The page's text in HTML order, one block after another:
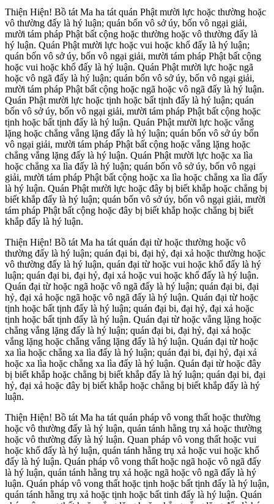
Thiện Hiện! Bồ tát Ma ha tát quán Phật mười lực hoặc thường hoặc
vô thường đấy là hý luận; quán bốn vô sở úy, bốn vô ngại giải,
mười tám pháp Phật bất cộng hoặc thường hoặc vô thường đấy là
hý luận. Quán Phật mười lực hoặc vui hoặc khổ đấy là hý luận;
quán bốn vô sở úy, bốn vô ngại giải, mười tám pháp Phật bất cộng
hoặc vui hoặc khổ đấy là hý luận. Quán Phật mười lực hoặc ngã
hoặc vô ngã đấy là hý luận; quán bốn vô sở úy, bốn vô ngại giải,
mười tám pháp Phật bất cộng hoặc ngã hoặc vô ngã đấy là hý luận.
Quán Phật mười lực hoặc tịnh hoặc bất tịnh đấy là hý luận; quán
bốn vô sở úy, bốn vô ngại giải, mười tám pháp Phật bất cộng hoặc
tịnh hoặc bất tịnh đấy là hý luận. Quán Phật mười lực hoặc vắng
lặng hoặc chẳng vắng lặng đấy là hý luận; quán bốn vô sở úy bốn
vô ngại giải, mười tám pháp Phật bất cộng hoặc vắng lặng hoặc
chẳng vắng lặng đấy là hý luận. Quán Phật mười lực hoặc xa lìa
hoặc chẳng xa lìa đấy là hý luận; quán bốn vô sở úy, bốn vô ngại
giải, mười tám pháp Phật bất cộng hoặc xa lìa hoặc chẳng xa lìa đấy
là hý luận. Quán Phật mười lực hoặc đây bị biết khắp hoặc chẳng bị
biết khắp đấy là hý luận; quán bốn vô sở úy, bốn vô ngại giải, mười
tám pháp Phật bất cộng hoặc đây bị biết khắp hoặc chẳng bị biết
khắp đấy là hý luận.
Thiện Hiện! Bồ tát Ma ha tát quán đại từ hoặc thường hoặc vô
thường đấy là hý luận; quán đại bi, đại hỷ, đại xả hoặc thường hoặc
vô thường đấy là hý luận, quán đại từ hoặc vui hoặc khổ đấy là hý
luận; quán đại bi, đại hỷ, đại xả hoặc vui hoặc khổ đấy là hý luận.
Quán đại từ hoặc ngã hoặc vô ngã đấy là hý luận; quán đại bi, đại
hỷ, đại xả hoặc ngã hoặc vô ngã đấy là hý luận. Quán đại từ hoặc
tịnh hoặc bất tịnh đấy là hý luận; quán đại bi, đại hỷ, đại xả hoặc
tịnh hoặc bất tịnh đấy là hý luận. Quán đại từ hoặc vắng lặng hoặc
chẳng vắng lặng đấy là hý luận; quán đại bi, đại hỷ, đại xả hoặc
vắng lặng hoặc chẳng vắng lặng đấy là hý luận. Quán đại từ hoặc
xa lìa hoặc chẳng xa lìa đấy là hý luận; quán đại bi, đại hỷ, đại xả
hoặc xa lìa hoặc chẳng xa lìa đấy là hý luận. Quán đại từ hoặc đây
bị biết khắp hoặc chẳng bị biết khắp đấy là hý luận; quán đại bi, đại
hỷ, đại xả hoặc đây bị biết khắp hoặc chẳng bị biết khắp đấy là hý
luận.
Thiện Hiện! Bồ tát Ma ha tát quán pháp vô vong thất hoặc thường
hoặc vô thường đấy là hý luận, quán tánh hằng trụ xả hoặc thường
hoặc vô thường đấy là hý luận. Quan pháp vô vong thất hoặc vui
hoặc khổ đấy là hý luận, quán tánh hằng trụ xả hoặc vui hoặc khổ
đấy là hý luận. Quán pháp vô vong thất hoặc ngã hoặc vô ngã đấy
là hý luận, quán tánh hằng trụ xả hoặc ngã hoặc vô ngã đấy là hý
luận. Quán pháp vô vong thất hoặc tịnh hoặc bất tịnh đấy là hý luận,
quán tánh hằng trụ xả hoặc tịnh hoặc bất tinh đấy là hý luận. Quán